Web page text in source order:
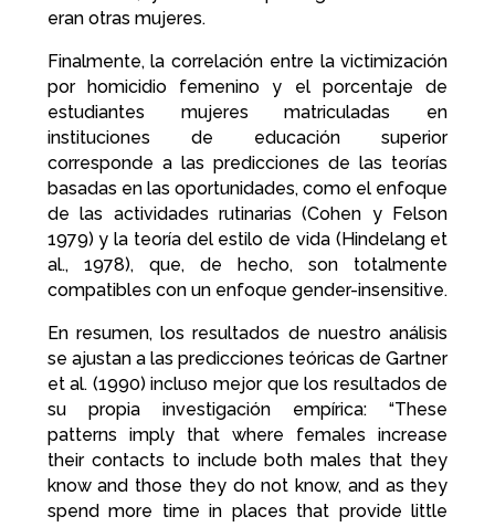
eran otras mujeres.
Finalmente, la correlación entre la victimización
por homicidio femenino y el porcentaje de
estudiantes mujeres matriculadas en
instituciones de educación superior
corresponde a las predicciones de las teorías
basadas en las oportunidades, como el enfoque
de las actividades rutinarias (Cohen y Felson
1979) y la teoría del estilo de vida (Hindelang et
al., 1978), que, de hecho, son totalmente
compatibles con un enfoque gender-insensitive.
En resumen, los resultados de nuestro análisis
se ajustan a las predicciones teóricas de Gartner
et al. (1990) incluso mejor que los resultados de
su propia investigación empírica: “These
patterns imply that where females increase
their contacts to include both males that they
know and those they do not know, and as they
spend more time in places that provide little